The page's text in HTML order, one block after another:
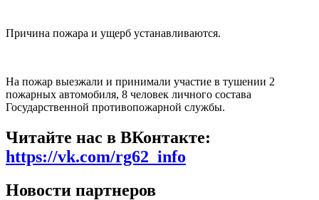
Причина пожара и ущерб устанавливаются.
На пожар выезжали и принимали участие в тушении 2
пожарных автомобиля, 8 человек личного состава
Государственной противопожарной службы.
Читайте нас в ВКонтакте:
https://vk.com/rg62_info
Новости партнеров